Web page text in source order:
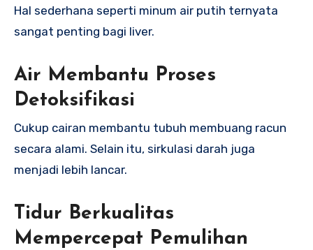
Hal sederhana seperti minum air putih ternyata
sangat penting bagi liver.
Air Membantu Proses
Detoksifikasi
Cukup cairan membantu tubuh membuang racun
secara alami. Selain itu, sirkulasi darah juga
menjadi lebih lancar.
Tidur Berkualitas
Mempercepat Pemulihan